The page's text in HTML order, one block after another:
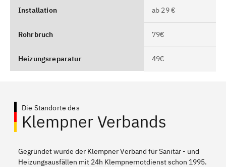
Installation ab 29 €
Rohrbruch 79€
Heizungsreparatur 49€
Die Standorte des
Klempner Verbands
Gegründet wurde der Klempner Verband für Sanitär - und
Heizungsausfällen mit 24h Klempnernotdienst schon 1995.